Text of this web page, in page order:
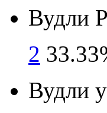
Вудли
2
Вудли